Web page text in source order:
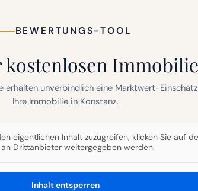
BEWERTUNGS-TOOL
erhalten unverbindlich eine Marktwert-
Ihre Immobilie in Konstanz.
eigentlichen Inhalt zuzugreifen, klicken Sie auf
Drittanbieter weitergegeben werden.
Inhalt entsperren